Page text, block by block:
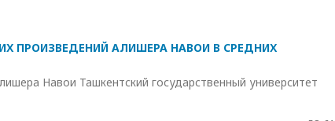
ПРОИЗВЕДЕНИЙ АЛИШЕРА НАВОИ В СРЕДНИХ
Навои Ташкентский государственный университет